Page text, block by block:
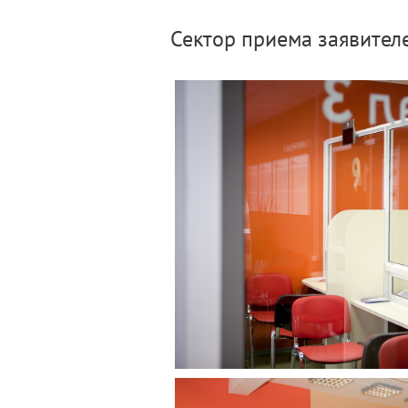
Сектор приема